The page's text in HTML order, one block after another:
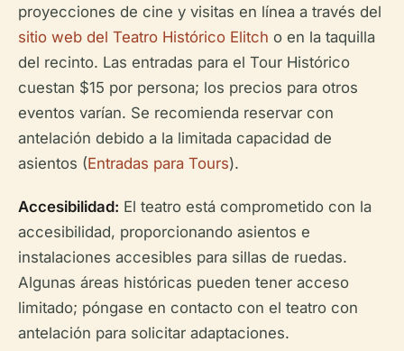
proyecciones de cine y visitas en línea a través del
sitio web del Teatro Histórico Elitch o en la taquilla
del recinto. Las entradas para el Tour Histórico
cuestan $15 por persona; los precios para otros
eventos varían. Se recomienda reservar con
antelación debido a la limitada capacidad de
asientos (Entradas para Tours).
Accesibilidad: El teatro está comprometido con la
accesibilidad, proporcionando asientos e
instalaciones accesibles para sillas de ruedas.
Algunas áreas históricas pueden tener acceso
limitado; póngase en contacto con el teatro con
antelación para solicitar adaptaciones.